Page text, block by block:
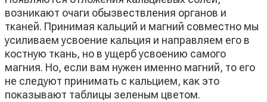
возникают очаги обызвествления органов и
тканей. Принимая кальций и магний совместно мы
усиливаем усвоение кальция и направляем его в
костную ткань, но в ущерб усвоению самого
магния. Но, если вам нужен именно магний, то его
не следуют принимать с кальцием, как это
показывают таблицы зеленым цветом.